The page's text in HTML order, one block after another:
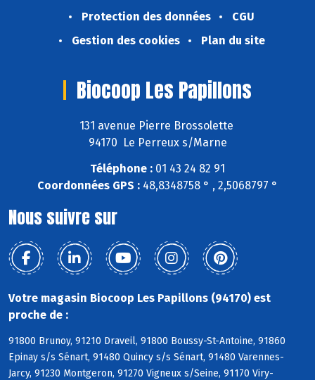
Protection des données
CGU
Gestion des cookies
Plan du site
Biocoop Les Papillons
131 avenue Pierre Brossolette
94170 Le Perreux s/Marne
Téléphone : 01 43 24 82 91
Coordonnées GPS : 48,8348758 ° , 2,5068797 °
Nous suivre sur
Votre magasin Biocoop Les Papillons (94170) est
proche de :
91800 Brunoy, 91210 Draveil, 91800 Boussy-St-Antoine, 91860
Epinay s/s Sénart, 91480 Quincy s/s Sénart, 91480 Varennes-
Jarcy, 91230 Montgeron, 91270 Vigneux s/Seine, 91170 Viry-